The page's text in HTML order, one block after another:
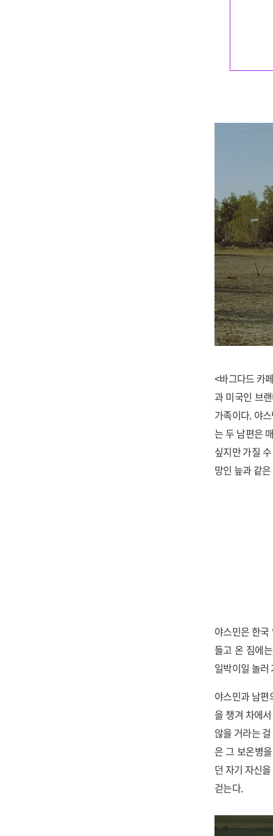
<바그다드 카
과 미국인 브
가족이다. 야
는 두 남편은
싶지만 가질
망인 늪과 같
야스민은 한
들고 온 짐에
일박이일 놀
야스민과 남
을 챙겨 차에
않을 거라는
은 그 보온병
던 자기 자신
걷는다.